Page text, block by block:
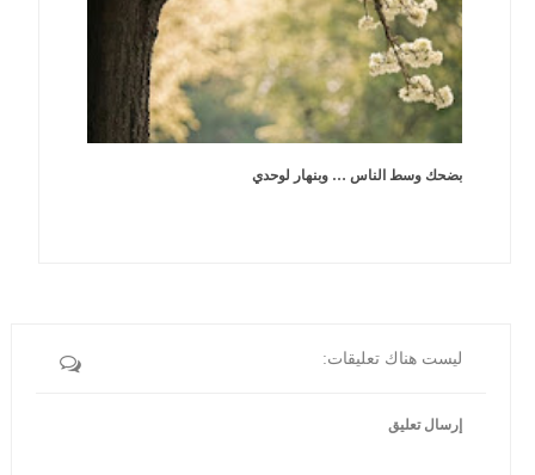
بضحك وسط الناس … وبنهار لوحدي
ليست هناك تعليقات:
إرسال تعليق